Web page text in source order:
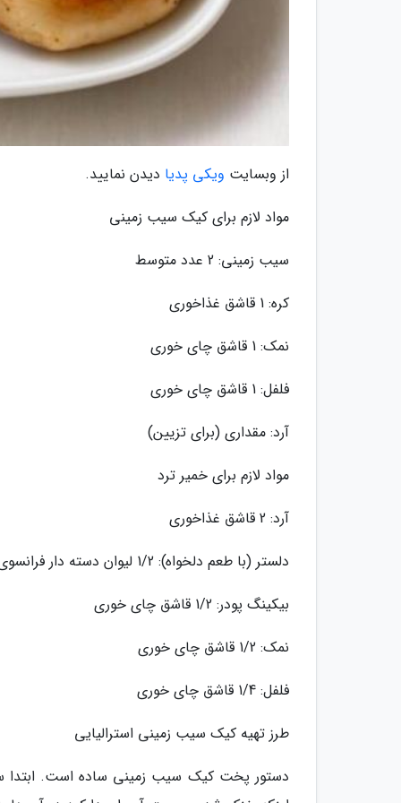
از وبسایت ویکی پدیا دیدن نمایید.
مواد لازم برای کیک سیب زمینی
سیب زمینی: 2 عدد متوسط
کره: 1 قاشق غذاخوری
نمک: 1 قاشق چای خوری
فلفل: 1 قاشق چای خوری
آرد: مقداری (برای تزیین)
مواد لازم برای خمیر ترد
آرد: 2 قاشق غذاخوری
دلستر (با طعم دلخواه): 1/2 لیوان دسته دار فرانسوی
بیکینگ پودر: 1/2 قاشق چای خوری
نمک: 1/2 قاشق چای خوری
فلفل: 1/4 قاشق چای خوری
طرز تهیه کیک سیب زمینی استرالیایی
دستور پخت کیک سیب زمینی ساده است. ابتدا